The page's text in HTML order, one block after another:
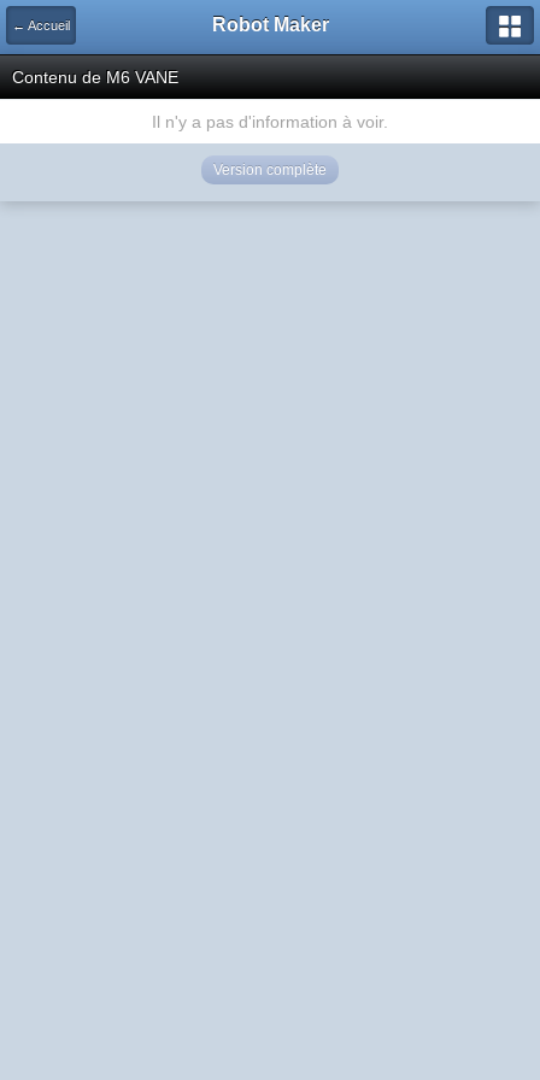
← Accueil Robot Maker
Contenu de M6 VANE
Il n'y a pas d'information à voir.
Version complète